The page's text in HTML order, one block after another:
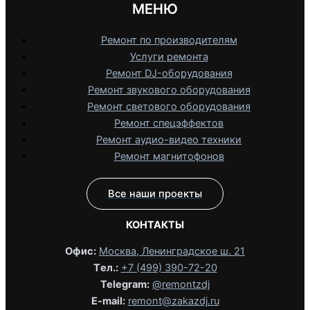
МЕНЮ
Ремонт по производителям
Услуги ремонта
Ремонт DJ-оборудования
Ремонт звукового оборудования
Ремонт светового оборудования
Ремонт спецэффектов
Ремонт аудио-видео техники
Ремонт магнитофонов
Все наши проекты
КОНТАКТЫ
Офис: Москва, Ленинградское ш. 21
Tел.: +7 (499) 390-72-20
Telegram: @remontzdj‬
E-mail: remont@zakazdj.ru